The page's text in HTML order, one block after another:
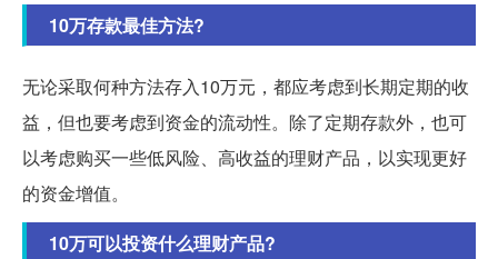
10万存款最佳方法?
无论采取何种方法存入10万元，都应考虑到长期定期的收
益，但也要考虑到资金的流动性。除了定期存款外，也可
以考虑购买一些低风险、高收益的理财产品，以实现更好
的资金增值。
10万可以投资什么理财产品?